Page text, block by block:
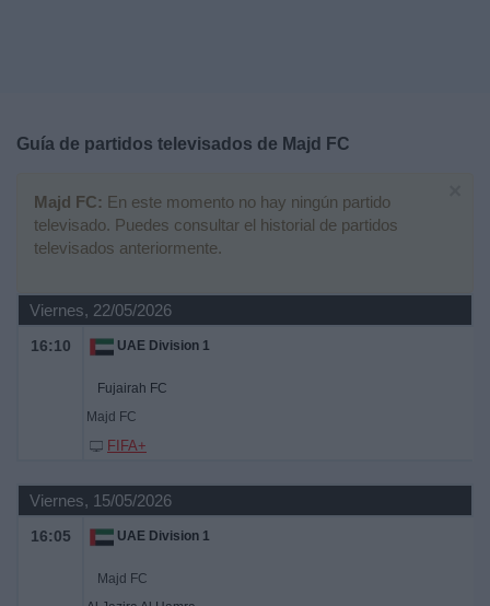
Guía de partidos televisados de Majd FC
Majd FC: En este momento no hay ningún partido
televisado. Puedes consultar el historial de partidos
televisados anteriormente.
Viernes, 22/05/2026
16:10 UAE Division 1
Fujairah FC
Majd FC
FIFA+
Viernes, 15/05/2026
16:05 UAE Division 1
Majd FC
Noticias
Widget